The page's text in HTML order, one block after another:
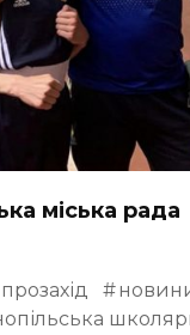
міська рада